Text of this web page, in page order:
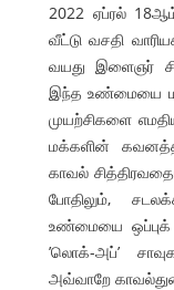
2022 ஏப்ரல்
வீட்டு வசதி
வயது இளைஞர்
இந்த உண்மையை
முயற்சிகளை
மக்களின்
காவல்
போதிலும்,
உண்மையை ஒப்புக்
’லொக்-அப்’
அவ்வாறே